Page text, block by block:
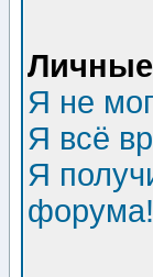
Я не
Я всё
Я
форума!